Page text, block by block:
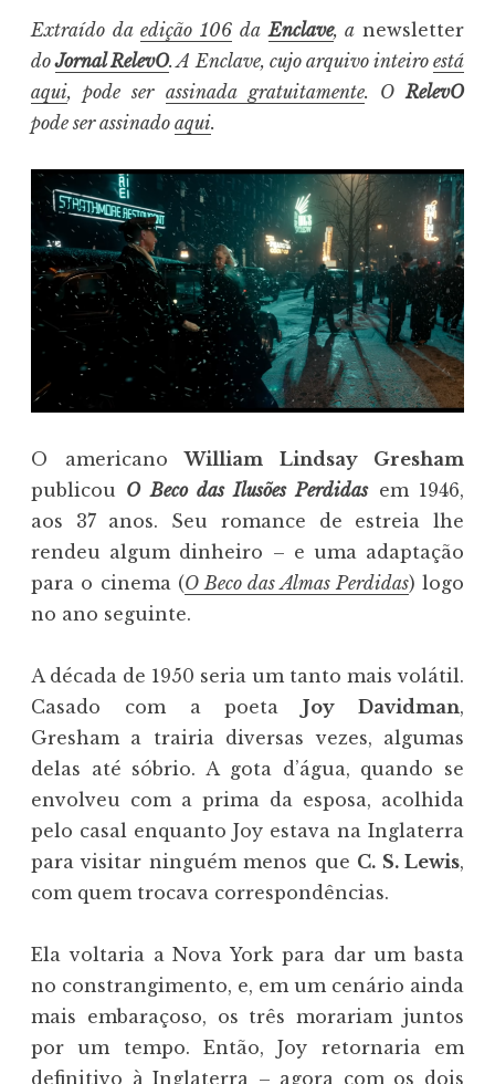
Extraído daedição 106 da Enclave, anewsletter
doJornal RelevO. A Enclave, cujo arquivo inteiro está
aqui, pode ser assinada gratuitamente. ORelevO
pode ser assinado aqui.
O americanoWilliam Lindsay Gresham
publicou O Beco das Ilusões Perdidasem 1946,
aos 37 anos. Seu romance de estreia lhe
rendeu algum dinheiro – e uma adaptação
para o cinema (O Beco das Almas Perdidas) logo
no ano seguinte.
A década de 1950 seria um tanto mais volátil.
Casado com a poetaJoy Davidman,
Gresham a trairia diversas vezes, algumas
delas até sóbrio. A gota d’água, quando se
envolveu com a prima da esposa, acolhida
pelo casal enquanto Joy estava na Inglaterra
para visitar ninguém menos que C. S. Lewis,
com quem trocava correspondências.
Ela voltaria a Nova York para dar um basta
no constrangimento, e, em um cenário ainda
mais embaraçoso, os três morariam juntos
por um tempo. Então, Joy retornaria em
definitivo à Inglaterra – agora com os dois